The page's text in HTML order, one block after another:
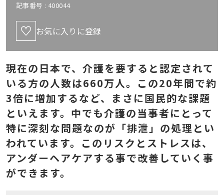
記事番号 : 400044
お気に入りに登録
現在の日本で、介護を要すると認定されて
いる方の人数は660万人。この20年間で約
3倍に増加するなど、まさに国民的な課題
といえます。中でも介護の当事者にとって
特に深刻な問題なのが「排泄」の処理とい
われています。このリスクとストレスは、
アンダーヘアケアする事で改善していく事
ができます。